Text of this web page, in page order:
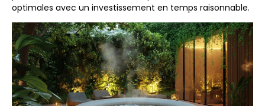
optimales avec un investissement en temps raisonnable.